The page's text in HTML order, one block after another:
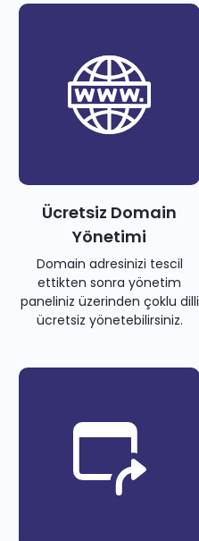
Ücretsiz Domain
Yönetimi
Domain adresinizi tescil
ettikten sonra yönetim
paneliniz üzerinden çoklu dilli
ücretsiz yönetebilirsiniz.